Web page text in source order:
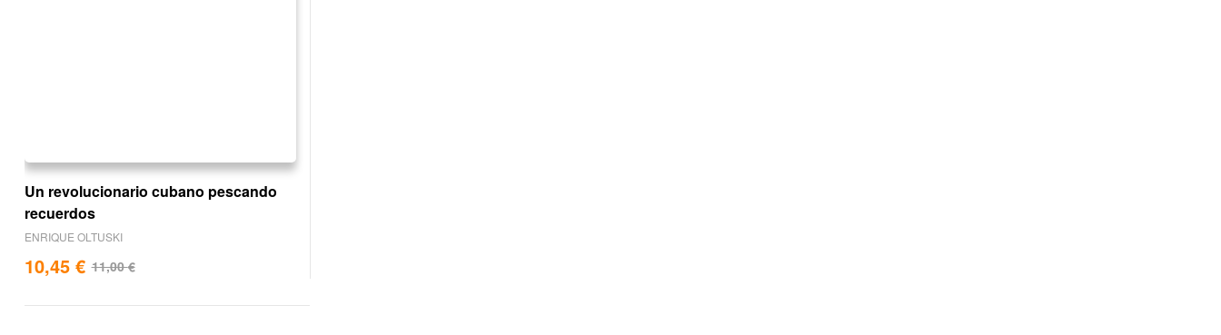
Un revolucionario cubano pescando
recuerdos
ENRIQUE OLTUSKI
11,00€
10,45 €